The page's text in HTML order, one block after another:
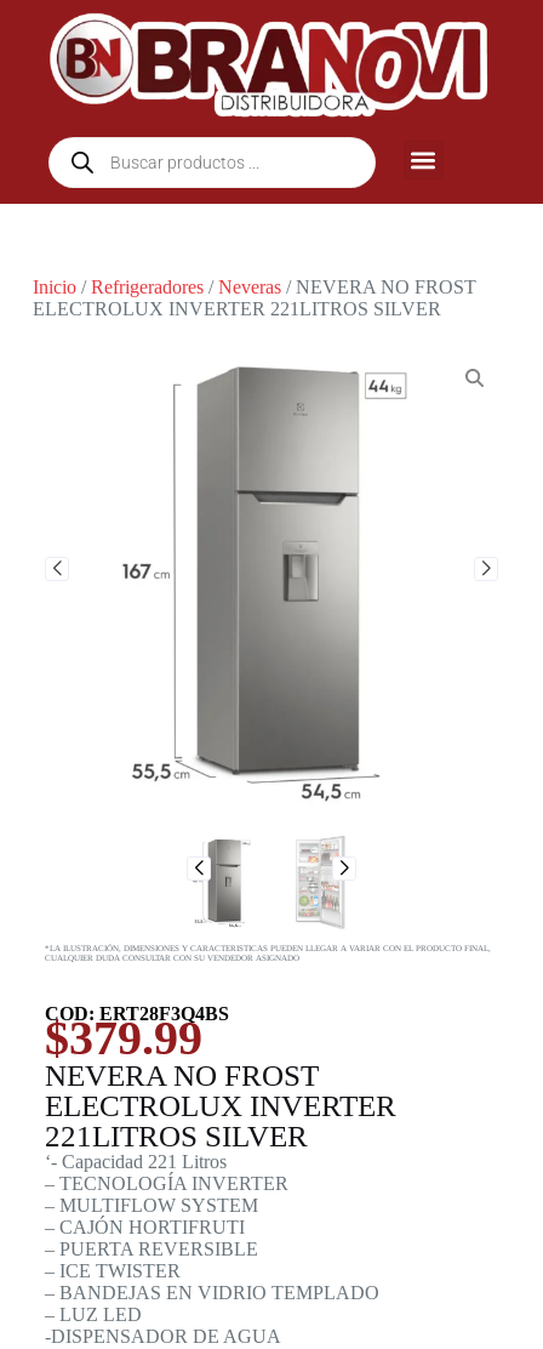
Inicio/Refrigeradores/Neveras/ NEVERA NO FROST
ELECTROLUX INVERTER 221LITROS SILVER
*LA ILUSTRACIÓN, DIMENSIONES Y CARACTERISTICAS PUEDEN LLEGAR A VARIAR CON EL PRODUCTO FINAL,
CUALQUIER DUDA CONSULTAR CON SU VENDEDOR ASIGNADO
COD: ERT28F3Q4BS
$379.99
NEVERA NO FROST
ELECTROLUX INVERTER
221LITROS SILVER
‘- Capacidad 221 Litros
– TECNOLOGÍA INVERTER
– MULTIFLOW SYSTEM
– CAJÓN HORTIFRUTI
– PUERTA REVERSIBLE
– ICE TWISTER
– BANDEJAS EN VIDRIO TEMPLADO
– LUZ LED
-DISPENSADOR DE AGUA